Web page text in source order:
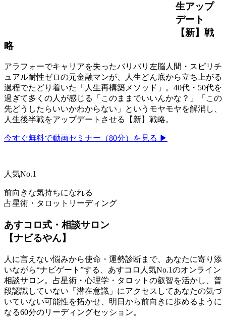
生アップ
デート
【新】戦
略
アラフォーでキャリアを失ったバリバリ左脳人間・スピリチ
ュアル耐性ゼロの元金融マンが、人生どん底から立ち上がる
過程でたどり着いた「人生再構築メソッド」。40代・50代を
過ぎて多くの人が感じる「このままでいいんかな？」「この
先どうしたらいいかわからない」というモヤモヤを解消し、
人生後半戦をアップデートさせる【新】戦略。
今すぐ無料で動画セミナー（80分）を見る ▶
人気No.1
前向きな気持ちになれる
占星術・タロットリーディング
あすコロ式・相談サロン
【ナビるやん】
人に言えない悩みから使命・運勢診断まで、あなたに寄り添
いながら“ナビゲート”する、あすコロ人気No.1のオンライン
相談サロン。占星術・心理学・タロットの叡智を活かし、普
段認識していない「潜在意識」にアクセスしてあなたの気づ
いていない可能性を拓かせ、明日から前向きに歩めるように
なる60分のリーディングセッション。